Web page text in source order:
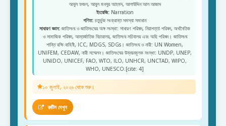
আবুল ফজল, আবুল মনসুর আহমদ, আলাউদ্দিন আল আজাদ
ইংরেজি:Narration
গণিত: চতুর্ভুজ সংক্রান্ত সমস্যা সমাধান
সাধারণ জ্ঞান: জাতিসংঘ ও জাতিসংঘের অঙ্গ সংস্থা: সাধারণ পরিষদ, নিরাপত্তা পরিষদ, অর্থনৈতিক
ও সামাজিক পরিষদ, আন্তর্জাতিক বিচারালয়, জাতিসংঘ সচিবালয় এবং অছি পরিষদ। জাতিসংঘ
শান্তি রক্ষি বাহিনী, ICC, MDGS, SDGs। জাতিসংঘ ও নারী: UN Women,
UNIFEM, CEDAW, নারী সম্মেলন। জাতিসংঘের উন্নয়নমূলক সংস্থা: UNDP, UNEP,
UNIDO, UNICEF, FAO, WTO, ILO, UNHCR, UNCTAD, WIPO,
WHO, UNESCO.[cite: 4]
১০ জুলাই, ২০২৬ থেকে শুরু।
রুটিন দেখুন